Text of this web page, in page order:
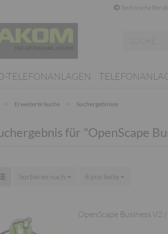
Technische
TELEFONANLAGEN
» Erweiterte Suche » Suchergebnisse
für "OpenScape
Sortieren nach
Sortieren nach 8 pro Seite
pro Seite
OpenScape Business V2